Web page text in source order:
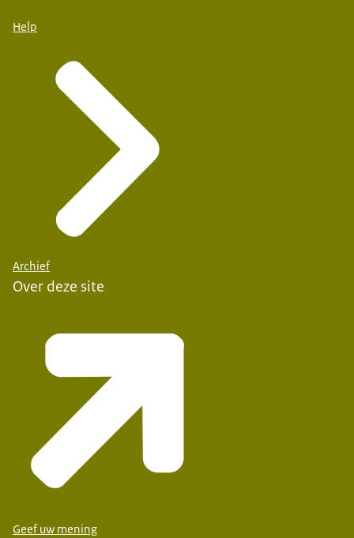
Help
Archief
Over deze site
Geef uw mening